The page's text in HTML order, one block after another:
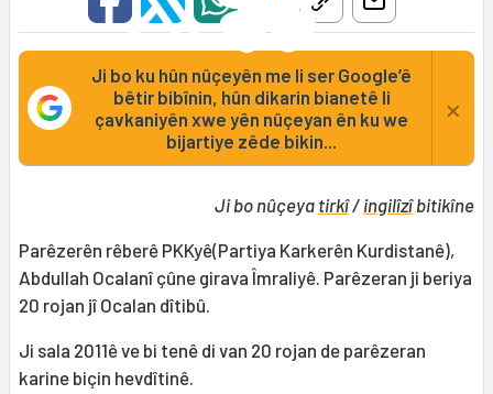
Ji bo ku hûn nûçeyên me li ser Google’ê
bêtir bibînin, hûn dikarin bianetê li
çavkaniyên xwe yên nûçeyan ên ku we
bijartiye zêde bikin...
×
Ji bo nûçeya tirkî/ ingilîzîbitikîne
Parêzerên rêberê PKKyê(Partiya Karkerên Kurdistanê),
Abdullah Ocalanî çûne girava Îmraliyê. Parêzeran ji beriya
20 rojan jî Ocalan dîtibû.
Ji sala 2011ê ve bi tenê di van 20 rojan de parêzeran
karine biçin hevdîtinê.